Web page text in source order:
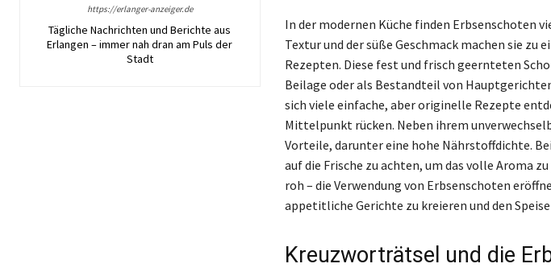
https://erlanger-anzeiger.de
Tägliche Nachrichten und Berichte aus
Erlangen – immer nah dran am Puls der
Stadt
In der modernen Küche finden Erbsenschoten
Textur und der süße Geschmack machen sie
Rezepten. Diese fest und frisch geernteten
Beilage oder als Bestandteil von
sich viele einfache, aber originelle Rezepte
Mittelpunkt rücken. Neben ihrem
Vorteile, darunter eine hohe Nährstoffdichte.
auf die Frische zu achten, um das volle Aroma
roh – die Verwendung von Erbsenschoten
appetitliche Gerichte zu kreieren und den
Kreuzworträtsel und die